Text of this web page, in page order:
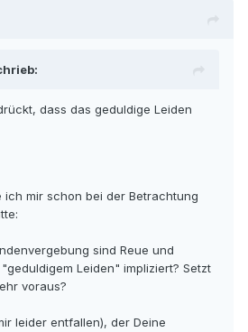
dass das geduldige Leiden
ich mir schon bei der Betrachtung
sind Reue und
Leiden" impliziert? Setzt
voraus?
leider entfallen), der Deine